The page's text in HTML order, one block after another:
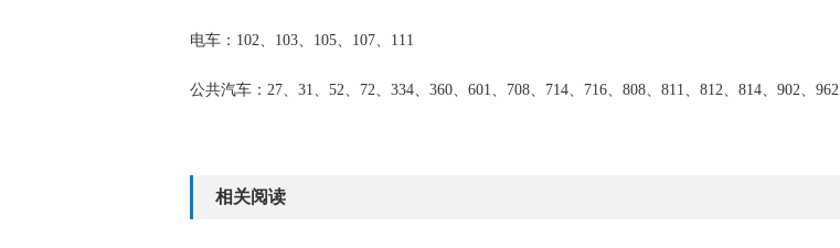
电车：102、103、105、107、111
公共汽车：27、31、52、72、334、360、601、708、714、716、808、811、812、814、902、962
相关阅读